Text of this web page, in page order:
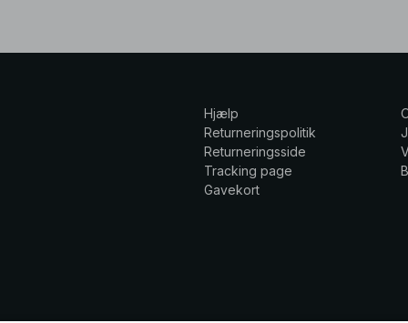
Hjælp
Returneringspolitik
Returneringsside
Tracking page
Gavekort